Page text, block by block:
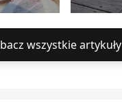
wszystkie artykuły